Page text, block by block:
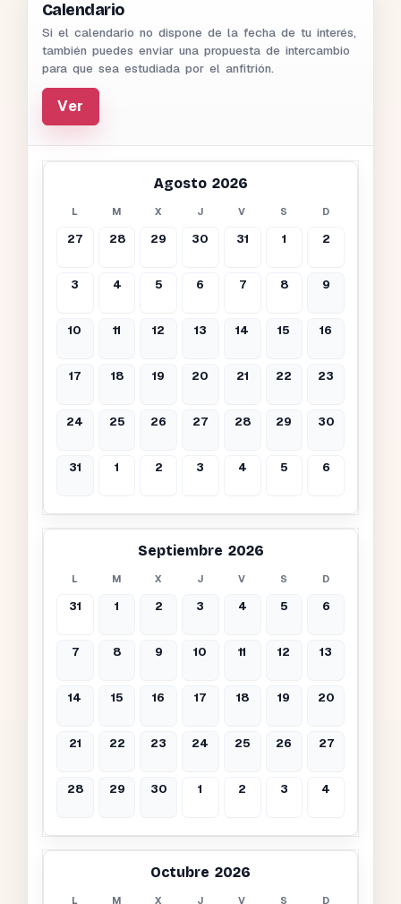
Calendario
Si el calendario no dispone de la fecha de tu interés,
también puedes enviar una propuesta de intercambio
para que sea estudiada por el anfitrión.
Ver
Agosto 2026
L M X J V S D
27 28 29 30 31 1 2
3 4 5 6 7 8 9
10 11 12 13 14 15 16
17 18 19 20 21 22 23
24 25 26 27 28 29 30
31 1 2 3 4 5 6
Septiembre 2026
L M X J V S D
31 1 2 3 4 5 6
7 8 9 10 11 12 13
14 15 16 17 18 19 20
21 22 23 24 25 26 27
28 29 30 1 2 3 4
Octubre 2026
L M X J V S D